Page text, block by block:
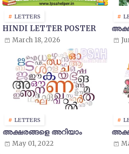
LETTERS
HINDI LETTER POSTER
March 18, 2026
LETTERS
അക്ഷരങ്ങളെ അറിയാം
May 01, 2022